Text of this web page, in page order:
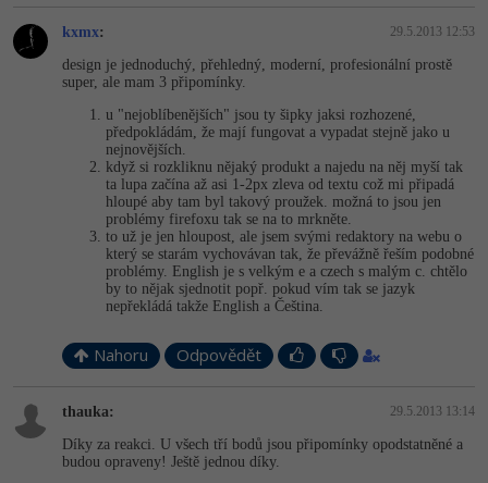
WordPress specialista
SEO specialista
Umělá inteligence (AI)
Pro děti
Více
Fórum
Linux
Sítě
Kybernetická bezpečnost
Elektronický podpis
Fórum
Příběhy absolventů
kxmx: 29.5.2013 12:53
design je jednoduchý, přehledný, moderní, profesionální prostě
super, ale mam 3 připomínky.
u "nejoblíbenějších" jsou ty šipky jaksi rozhozené,
předpokládám, že mají fungovat a vypadat stejně jako u
nejnovějších.
když si rozkliknu nějaký produkt a najedu na něj myší tak
ta lupa začína až asi 1-2px zleva od textu což mi připadá
hloupé aby tam byl takový proužek. možná to jsou jen
problémy firefoxu tak se na to mrkněte.
to už je jen hloupost, ale jsem svými redaktory na webu o
který se starám vychovávan tak, že převážně řeším podobné
problémy. English je s velkým e a czech s malým c. chtělo
by to nějak sjednotit popř. pokud vím tak se jazyk
nepřekládá takže English a Čeština.
Nahoru Odpovědět
thauka: 29.5.2013 13:14
Díky za reakci. U všech tří bodů jsou připomínky opodstatněné a
budou opraveny! Ještě jednou díky.